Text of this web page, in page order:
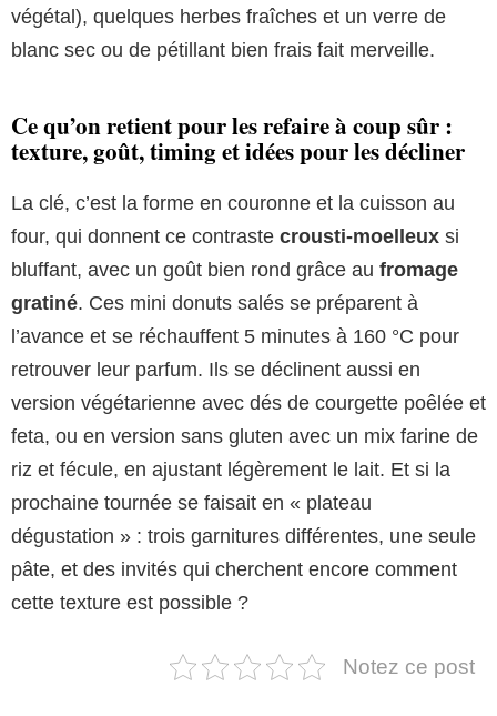
végétal), quelques herbes fraîches et un verre de
blanc sec ou de pétillant bien frais fait merveille.
Ce qu’on retient pour les refaire à coup sûr :
texture, goût, timing et idées pour les décliner
La clé, c’est la forme en couronne et la cuisson au
four, qui donnent ce contraste crousti-moelleux si
bluffant, avec un goût bien rond grâce au fromage
gratiné. Ces mini donuts salés se préparent à
l’avance et se réchauffent 5 minutes à 160 °C pour
retrouver leur parfum. Ils se déclinent aussi en
version végétarienne avec dés de courgette poêlée et
feta, ou en version sans gluten avec un mix farine de
riz et fécule, en ajustant légèrement le lait. Et si la
prochaine tournée se faisait en « plateau
dégustation » : trois garnitures différentes, une seule
pâte, et des invités qui cherchent encore comment
cette texture est possible ?
Notez ce post